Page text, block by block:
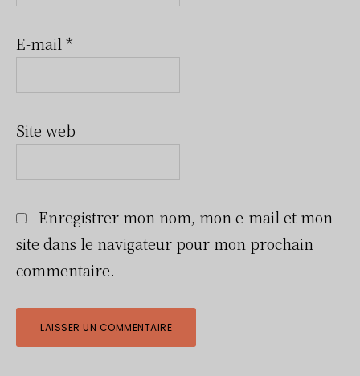
E-mail *
Site web
Enregistrer mon nom, mon e-mail et mon
site dans le navigateur pour mon prochain
commentaire.